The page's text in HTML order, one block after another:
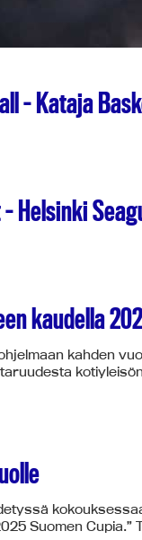
– Kataja
Helsinki
kaudella
kahden
Suomen